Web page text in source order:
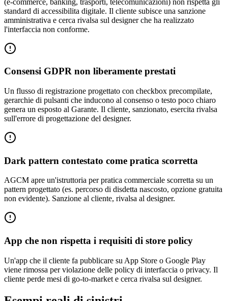
standard di accessibilita digitale. Il cliente subisce una sanzione
amministrativa e cerca rivalsa sul designer che ha realizzato
l'interfaccia non conforme.
Consensi GDPR non liberamente prestati
Un flusso di registrazione progettato con checkbox precompilate,
gerarchie di pulsanti che inducono al consenso o testo poco chiaro
genera un esposto al Garante. Il cliente, sanzionato, esercita rivalsa
sull'errore di progettazione del designer.
Dark pattern contestato come pratica scorretta
AGCM apre un'istruttoria per pratica commerciale scorretta su un
pattern progettato (es. percorso di disdetta nascosto, opzione gratuita
non evidente). Sanzione al cliente, rivalsa al designer.
App che non rispetta i requisiti di store policy
Un'app che il cliente fa pubblicare su App Store o Google Play
viene rimossa per violazione delle policy di interfaccia o privacy. Il
cliente perde mesi di go-to-market e cerca rivalsa sul designer.